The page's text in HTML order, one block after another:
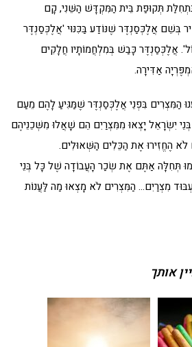
מֵ-2300 שָׁנִים, בִּתְחִלַּת תְּקוּפַת בֵּית הַמִּקְדָּשׁ הַשֵּׁנִי, קָם
בְּשֵׁם אֲלֶכְּסַנְדֶּר שֶׁנּוֹדַע בַּכִּנּוּי 'אֲלֶכְּסַנְדֶּר
אֲלֶכְּסַנְדֶּר כָּבַשׁ בְּמִלְחֲמוֹתָיו חֲלָקִים
אַדִּירָה.
הַמִּצְרִים בִּפְנֵי אֲלֶכְּסַנְדֶּר שֶׁמַּגִּיעַ לָהֶם מֵעַם
יִשְׂרָאֵל יָצְאוּ מִמִּצְרַיִם הֵם שָׁאֲלוּ מִשְּׁכֵנֵיהֶם
לֹא הֶחֱזִירוּ אֶת הַכֵּלִים הַשְּׁאוּלִים.
תְּחִלָּה אַתֶּם אֶת שְׂכַר הָעֲבוֹדָה שֶׁל כָּל בְּנֵי
מִצְרַיִם… הַמִּצְרִים לֹא מָצְאוּ מַה לַּעֲנוֹת
אותך